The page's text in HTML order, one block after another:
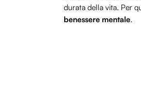
durata della vita. Per
benessere mentale.